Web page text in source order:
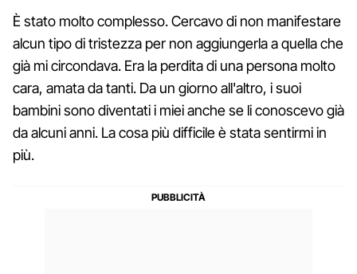
È stato molto complesso. Cercavo di non manifestare
alcun tipo di tristezza per non aggiungerla a quella che
già mi circondava. Era la perdita di una persona molto
cara, amata da tanti. Da un giorno all'altro, i suoi
bambini sono diventati i miei anche se li conoscevo già
da alcuni anni. La cosa più difficile è stata sentirmi in
più.